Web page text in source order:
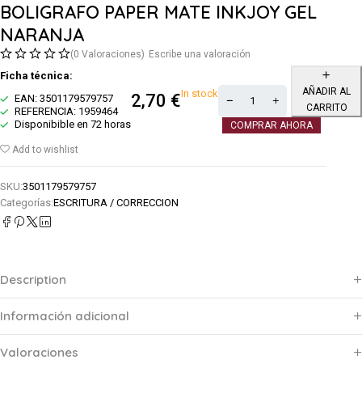
BOLIGRAFO PAPER MATE INKJOY GEL
NARANJA
(0 Valoraciones) Escribe una valoración
Ficha técnica:
EAN: 3501179579757
REFERENCIA: 1959464
Disponibible en 72 horas
2,70 €In stock
AÑADIR AL
CARRITO
COMPRAR AHORA
Add to wishlist
SKU:3501179579757
Categorías:ESCRITURA / CORRECCION
Description
Información adicional
Valoraciones